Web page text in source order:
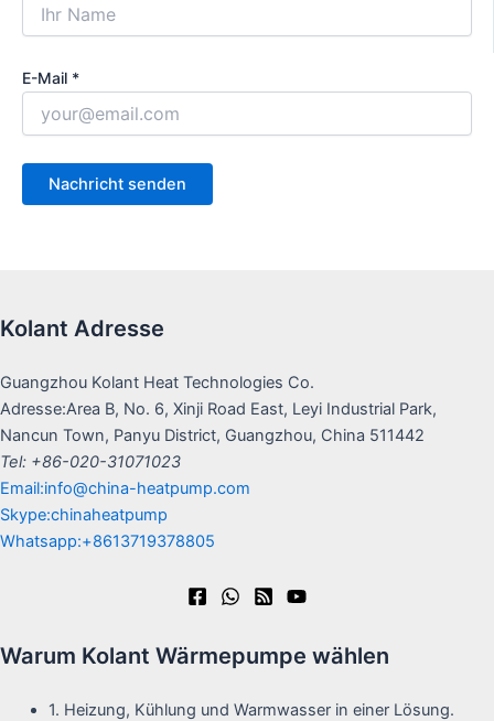
E-Mail *
Kolant Adresse
Guangzhou Kolant Heat Technologies Co.
Adresse:Area B, No. 6, Xinji Road East, Leyi Industrial Park,
Nancun Town, Panyu District, Guangzhou, China 511442
Tel: +86-020-31071023
Email:info@china-heatpump.com
Skype:chinaheatpump
Whatsapp:+8613719378805
Warum Kolant Wärmepumpe wählen
1. Heizung, Kühlung und Warmwasser in einer Lösung.